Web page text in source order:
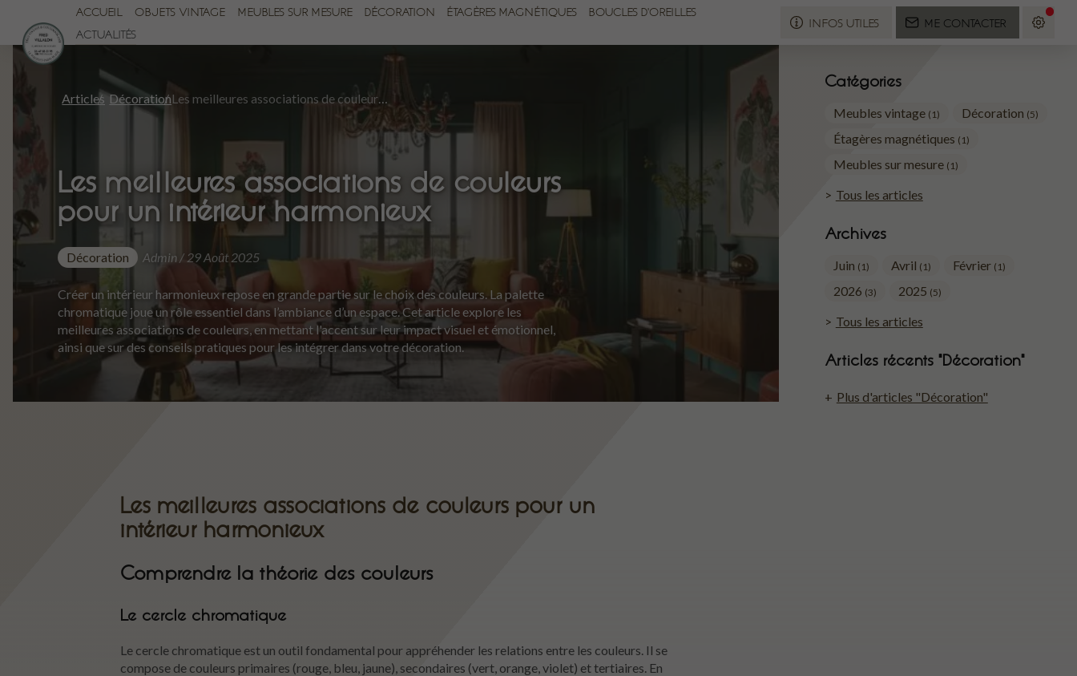
ACCUEIL OBJETS VINTAGE MEUBLES SUR MESURE DÉCORATION ÉTAGÈRES MAGNÉTIQUES
BOUCLES D'OREILLES
ACTUALITÉS
INFOS UTILES ME CONTACTER
Catégories
Meubles vintage (1) Décoration (5)
Étagères magnétiques (1)
Meubles sur mesure (1)
Tous les articles
Archives
Juin (1) Avril (1) Février (1)
2026 (3) 2025 (5)
Tous les articles
Articles récents "Décoration"
Plus d'articles "Décoration"
Articles Décoration Les meilleures associations de couleurs pour un intérieur harmonieux
Les meilleures associations de couleurs
pour un intérieur harmonieux
Décoration Admin / 29 Août 2025
Créer un intérieur harmonieux repose en grande partie sur le choix des couleurs. La palette
chromatique joue un rôle essentiel dans l’ambiance d’un espace. Cet article explore les
meilleures associations de couleurs, en mettant l'accent sur leur impact visuel et émotionnel,
ainsi que sur des conseils pratiques pour les intégrer dans votre décoration.
Les meilleures associations de couleurs pour un
intérieur harmonieux
Comprendre la théorie des couleurs
Le cercle chromatique
Le cercle chromatique est un outil fondamental pour appréhender les relations entre les couleurs. Il se
compose de couleurs primaires (rouge, bleu, jaune), secondaires (vert, orange, violet) et tertiaires. En